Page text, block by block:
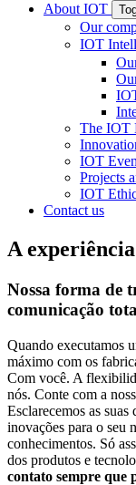
About IOT
Our
IOT
The IOT
IOT
Projects
IOT
Contact us
A
Nossa forma de
comunicação
Quando executamos
máximo com os
Com você. A
nós. Conte com a
Esclarecemos as
inovações para o seu
conhecimentos. Só
dos produtos e
contato sempre que